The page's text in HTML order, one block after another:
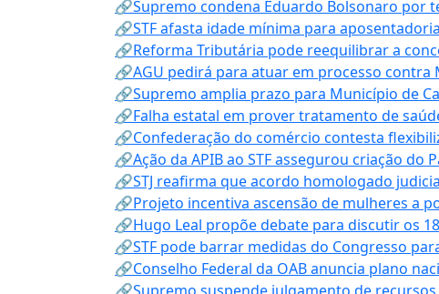
🔗Supremo condena Eduardo Bolsonaro
🔗STF afasta idade mínima para
🔗Reforma Tributária pode reequilibrar a
🔗AGU pedirá para atuar em processo contra
🔗Supremo amplia prazo para Município de
🔗Falha estatal em prover tratamento de
🔗Confederação do comércio contesta
🔗Ação da APIB ao STF assegurou criação do
🔗STJ reafirma que acordo homologado
🔗Projeto incentiva ascensão de mulheres a
🔗Hugo Leal propõe debate para discutir os
🔗STF pode barrar medidas do Congresso
🔗Conselho Federal da OAB anuncia plano